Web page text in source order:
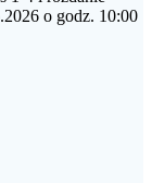
o godz. 10:00